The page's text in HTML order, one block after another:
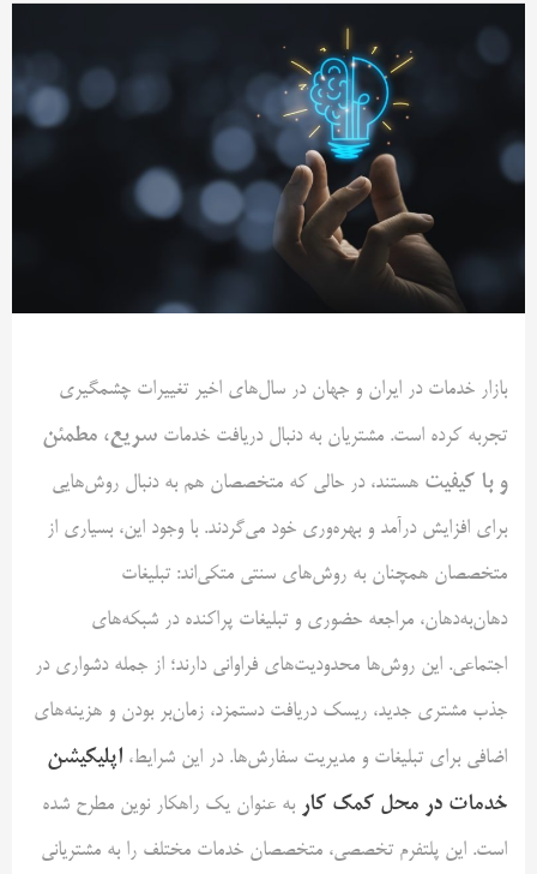
بازار خدمات در ایران و جهان در سال‌های اخیر تغییرات چشمگیری
تجربه کرده است. مشتریان به دنبال دریافت خدمات سریع، مطمئن
و با کیفیت هستند، در حالی که متخصصان هم به دنبال روش‌هایی
برای افزایش درآمد و بهره‌وری خود می‌گردند. با وجود این، بسیاری از
متخصصان همچنان به روش‌های سنتی متکی‌اند: تبلیغات
دهان‌به‌دهان، مراجعه حضوری و تبلیغات پراکنده در شبکه‌های
اجتماعی. این روش‌ها محدودیت‌های فراوانی دارند؛ از جمله دشواری در
جذب مشتری جدید، ریسک دریافت دستمزد، زمان‌بر بودن و هزینه‌های
اضافی برای تبلیغات و مدیریت سفارش‌ها. در این شرایط، اپلیکیشن
خدمات در محل کمک‌ کار به عنوان یک راهکار نوین مطرح شده
است. این پلتفرم تخصصی، متخصصان خدمات مختلف را به مشتریانی